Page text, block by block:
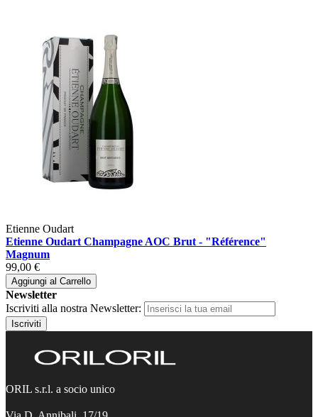
Etienne Oudart
Etienne Oudart Champagne AOC Brut - "Référence"
Magnum
99,00 €
Aggiungi al Carrello
Newsletter
Iscriviti alla nostra Newsletter:
Iscriviti
ORIL s.r.l. a socio unico